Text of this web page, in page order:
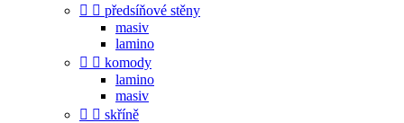
  předsíňové stěny
masiv
lamino
  komody
lamino
masiv
  skříně